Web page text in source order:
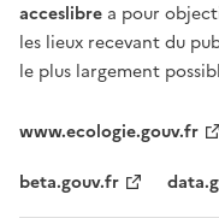
acceslibre a pour
les lieux recevant du
le plus largement
www.ecologie.gouv.fr
beta.gouv.fr